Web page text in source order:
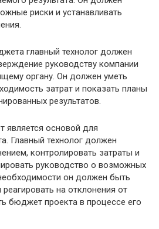
риски и устанавливать
главный технолог должен
руководству компании
органу. Он должен уметь
затрат и показать планы
результатов.
основой для
Главный технолог должен
контролировать затраты и
руководство о возможных
он должен быть
на отклонения от
бюджет проекта в процессе его